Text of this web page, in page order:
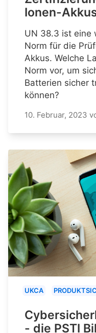
Ionen-
UN 38.3 ist eine
Norm für die
Akkus. Welche
Norm vor, um
Batterien sicher
können?
10. Februar, 2023
UKCA
- die PSTI